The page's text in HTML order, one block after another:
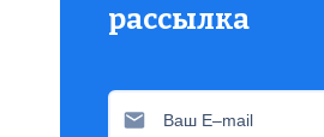
рассылка